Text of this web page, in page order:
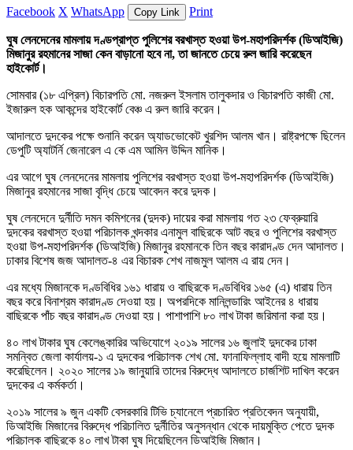
Facebook X WhatsApp Copy Link Print
ঘুষ লেনদেনের মামলায় দণ্ডপ্রাপ্ত পুলিশের বরখাস্ত হওয়া উপ-মহাপরিদর্শক (ডিআইজি)
মিজানুর রহমানের সাজা কেন বাড়ানো হবে না, তা জানতে চেয়ে রুল জারি করেছেন
হাইকোর্ট।
সোমবার (১৮ এপ্রিল) বিচারপতি মো. নজরুল ইসলাম তালুকদার ও বিচারপতি কাজী মো.
ইজারুল হক আকন্দের হাইকোর্ট বেঞ্চ এ রুল জারি করেন।
আদালতে দুদকের পক্ষে শুনানি করেন অ্যাডভোকেট খুরশিদ আলম খান। রাষ্ট্রপক্ষে ছিলেন
ডেপুটি অ্যাটর্নি জেনারেল এ কে এম আমিন উদ্দিন মানিক।
এর আগে ঘুষ লেনদেনের মামলায় পুলিশের বরখাস্ত হওয়া উপ-মহাপরিদর্শক (ডিআইজি)
মিজানুর রহমানের সাজা বৃদ্ধি চেয়ে আবেদন করে দুদক।
ঘুষ লেনদেনে দুর্নীতি দমন কমিশনের (দুদক) দায়ের করা মামলায় গত ২৩ ফেব্রুয়ারি
দুদকের বরখাস্ত হওয়া পরিচালক খন্দকার এনামুল বাছিরকে আট বছর ও পুলিশের বরখাস্ত
হওয়া উপ-মহাপরিদর্শক (ডিআইজি) মিজানুর রহমানকে তিন বছর কারাদণ্ড দেন আদালত।
ঢাকার বিশেষ জজ আদালত-৪ এর বিচারক শেখ নাজমুল আলম এ রায় দেন।
এর মধ্যে মিজানকে দণ্ডবিধির ১৬১ ধারায় ও বাছিরকে দণ্ডবিধির ১৬৫ (এ) ধারায় তিন
বছর করে বিনাশ্রম কারাদণ্ড দেওয়া হয়। অপরদিকে মানিলন্ডারিং আইনের ৪ ধারায়
বাছিরকে পাঁচ বছর কারাদণ্ড দেওয়া হয়। পাশাপাশি ৮০ লাখ টাকা জরিমানা করা হয়।
৪০ লাখ টাকার ঘুষ কেলেঙ্কারির অভিযোগে ২০১৯ সালের ১৬ জুলাই দুদকের ঢাকা
সমন্বিত জেলা কার্যালয়-১ এ দুদকের পরিচালক শেখ মো. ফানাফিল্লাহ বাদী হয়ে মামলাটি
করেছিলেন। ২০২০ সালের ১৯ জানুয়ারি তাদের বিরুদ্ধে আদালতে চার্জশিট দাখিল করেন
দুদকের এ কর্মকর্তা।
২০১৯ সালের ৯ জুন একটি বেসরকারি টিভি চ্যানেলে প্রচারিত প্রতিবেদন অনুযায়ী,
ডিআইজি মিজানের বিরুদ্ধে পরিচালিত দুর্নীতির অনুসন্ধান থেকে দায়মুক্তি পেতে দুদক
পরিচালক বাছিরকে ৪০ লাখ টাকা ঘুষ দিয়েছিলেন ডিআইজি মিজান।